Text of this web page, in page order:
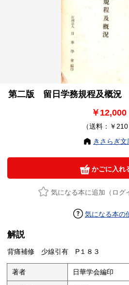
第二版 留日学務規程及概況
￥12,000
（送料：￥210
きさらぎ文
かごに入れ
気になる本に追加（ログ
気になる本の
解説
背痛補修 少線引有 P１８３
著者 日華学会編印